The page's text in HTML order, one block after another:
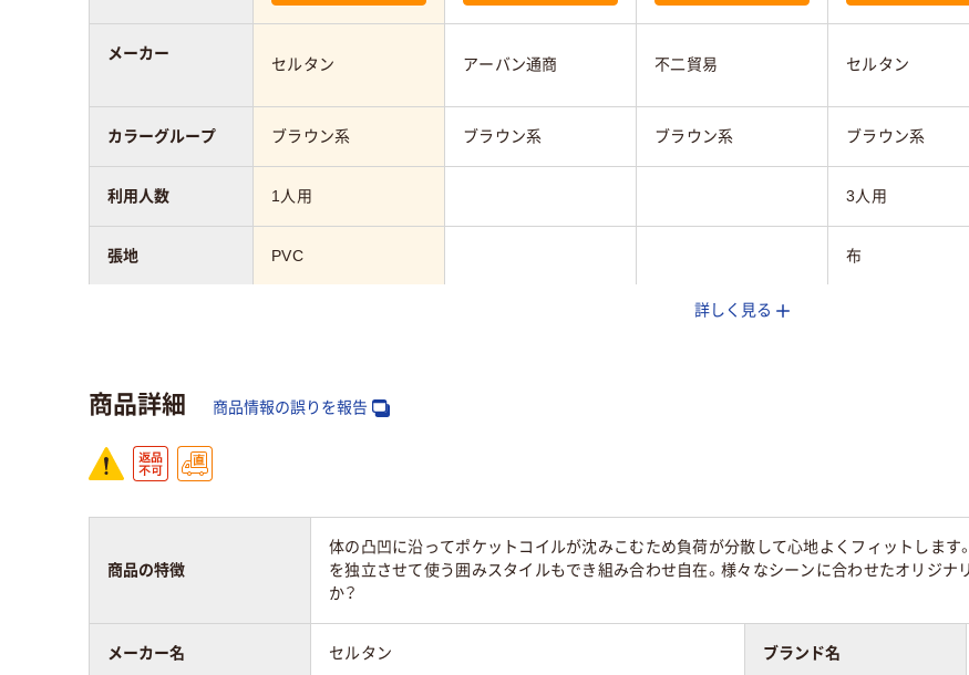
セルタン アーバン通商 不二貿易 セルタン
ブラウン系 ブラウン系 ブラウン系 ブラウン系
1人用 3人用
PVC 布
メーカー
カラーグループ
利用人数
張地
詳しく見る
商品詳細 商品情報の誤りを報告
商品の特徴
体の凸凹に沿ってポケットコイルが沈みこむため負荷が分散して心地よくフィットします
を独立させて使う囲みスタイルもでき組み合わせ自在。様々なシーンに合わせたオリジ
か？
メーカー名 セルタン ブランド名